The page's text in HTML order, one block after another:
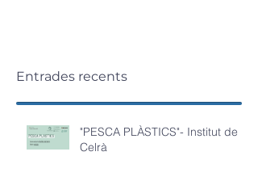
Entrades recents
"PESCA PLÀSTICS"- Institut de
Celrà